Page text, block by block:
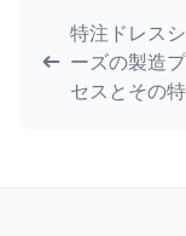
特注ドレス
ーズの製造
セスとその